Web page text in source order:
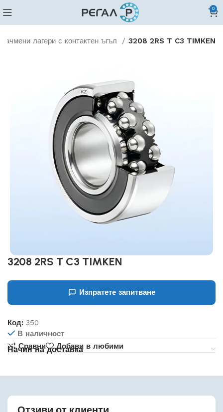
0
лагери с контактен ъгъл 3208 2RS T C3 TIMKEN
3208 2RS T C3 TIMKEN
Изпратете запитване
Код:350
В наличност
Сравни
Добави в любими
Начин на доставка